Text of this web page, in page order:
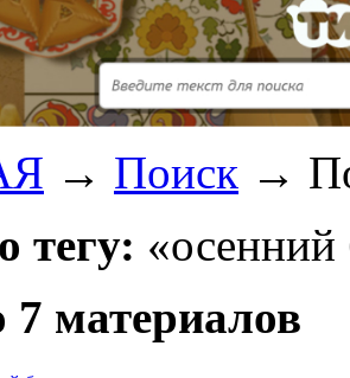
→ Поиск →
тегу: «осенний
7 материалов